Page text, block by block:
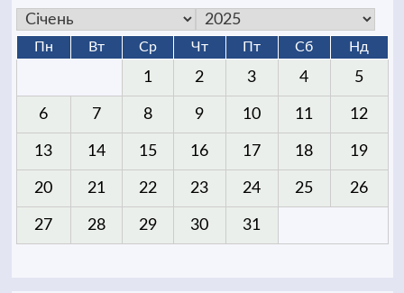
Пн Вт Ср Чт Пт Сб Нд
1 2 3 4 5
6 7 8 9 10 11 12
13 14 15 16 17 18 19
20 21 22 23 24 25 26
27 28 29 30 31